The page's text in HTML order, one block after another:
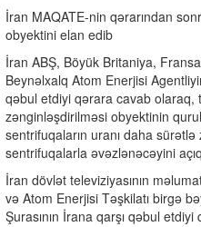
İran MAQATE-nin qərarından
obyektini elan edib
İran ABŞ, Böyük Britaniya,
Beynəlxalq Atom Enerjisi
qəbul etdiyi qərara cavab olaraq,
zənginləşdirilməsi obyektinin
sentrifuqaların uranı daha
sentrifuqalarla əvəzlənəcəyini
İran dövlət televiziyasının
və Atom Enerjisi Təşkilatı birgə
Şurasının İrana qarşı qəbul etdiyi